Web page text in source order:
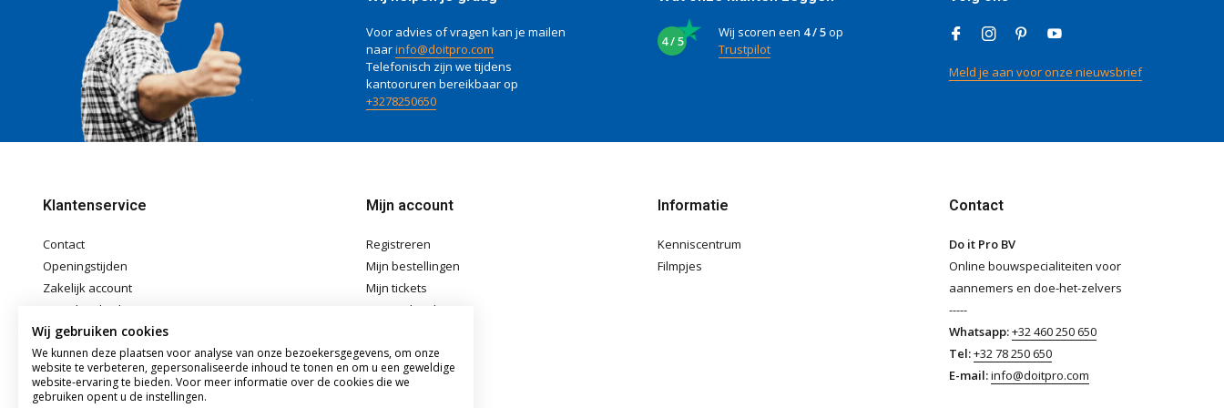
Voor advies of vragen kan je mailen
naarinfo@doitpro.com
Telefonisch zijn we tijdens
kantooruren bereikbaar op
+3278250650
4 / 5
Wij scoren een 4 / 5op
Trustpilot
Meld je aan voor onze nieuwsbrief
Klantenservice
Contact
Openingstijden
Zakelijk account
Betaalmethoden
Verzenden & Afhalen
Algemene voorwaarden
Disclaimer
Privacybeleid
Mijn account
Registreren
Mijn bestellingen
Mijn tickets
Mijn verlanglijst
Informatie
Kenniscentrum
Filmpjes
Contact
Do it Pro BV
Online bouwspecialiteiten voor
aannemers en doe-het-zelvers
-----
Whatsapp:+32 460 250 650
Tel:+32 78 250 650
E-mail:info@doitpro.com
Wij gebruiken cookies
We kunnen deze plaatsen voor analyse van onze bezoekersgegevens, om onze
website te verbeteren, gepersonaliseerde inhoud te tonen en om u een geweldige
website-ervaring te bieden. Voor meer informatie over de cookies die we
gebruiken opent u de instellingen.